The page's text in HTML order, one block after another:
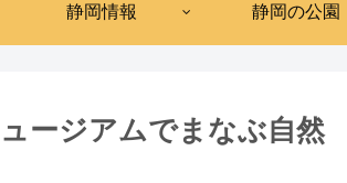
静岡情報 静岡の公園
ージアムでまなぶ自然